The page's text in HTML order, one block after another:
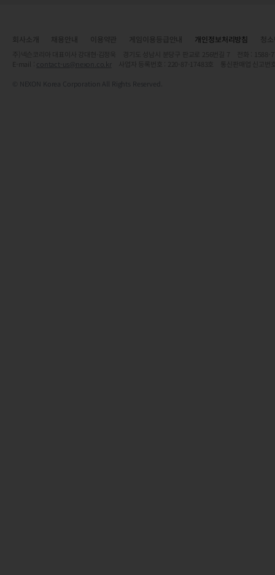
개인정보처리방침
contact-us@nexon.co.kr
© NEXON Korea Corporation All Rights Reserved.